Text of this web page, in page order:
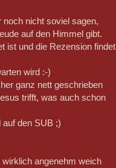
nicht soviel sagen,
auf den Himmel gibt.
ist und die Rezension findet
wird :-)
ganz nett geschrieben
trifft, was auch schon
den SUB ;)
angenehm weich